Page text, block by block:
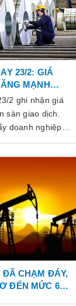
23/2: GIÁ
MẠNH
2 ghi nhận giá
sàn giao dịch.
doanh nghiệp
ĐÃ CHẠM ĐÁY,
ĐẾN MỨC 60